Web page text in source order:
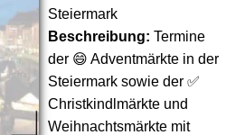
Steiermark
Beschreibung: Termine
der 😄 Adventmärkte in der
Steiermark sowie der ✅
Christkindlmärkte und
Weihnachtsmärkte mit